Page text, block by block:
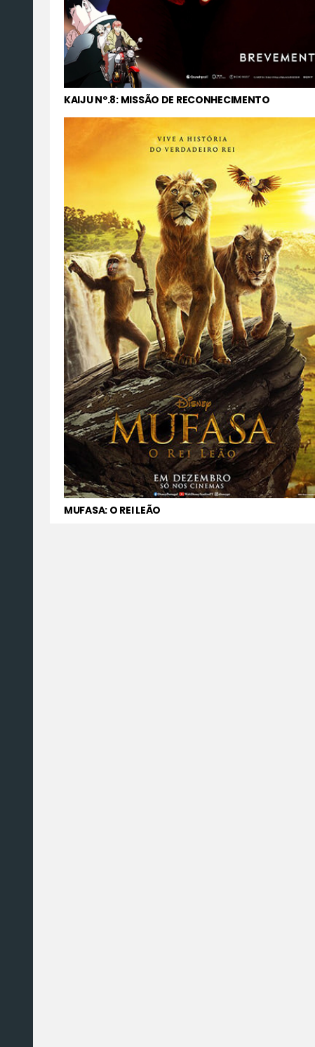
KAIJU Nº.8: MISSÃO DE RECONHECIMENTO
MUFASA: O REI LEÃO